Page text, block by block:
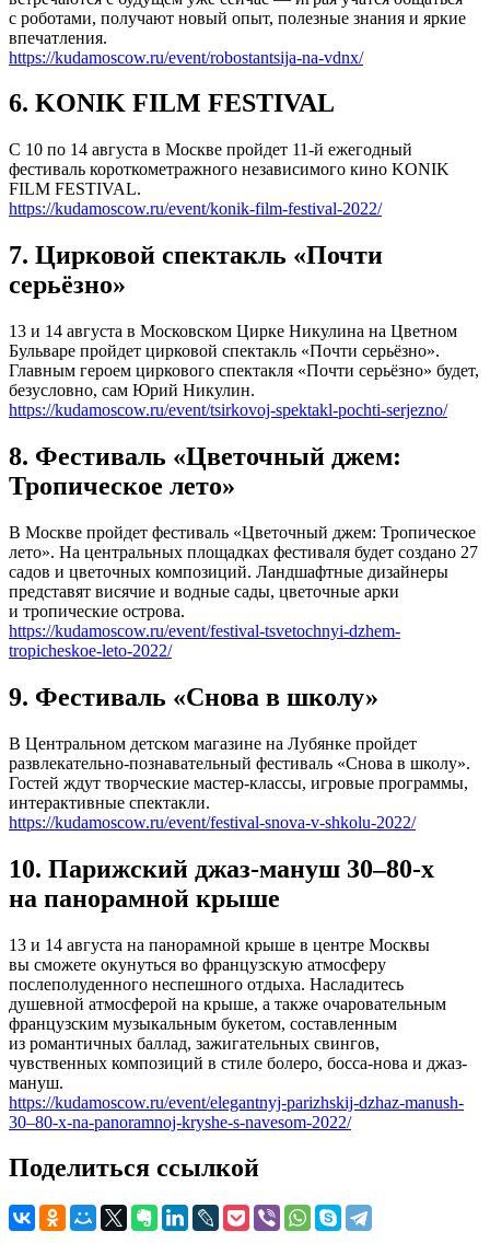
с роботами, получают новый опыт, полезные знания и яркие
впечатления.
https://kudamoscow.ru/event/robostantsija-na-vdnx/
6. KONIK FILM FESTIVAL
С 10 по 14 августа в Москве пройдет 11-й ежегодный
фестиваль короткометражного независимого кино KONIK
FILM FESTIVAL.
https://kudamoscow.ru/event/konik-film-festival-2022/
7. Цирковой спектакль «Почти
серьёзно»
13 и 14 августа в Московском Цирке Никулина на Цветном
Бульваре пройдет цирковой спектакль «Почти серьёзно».
Главным героем циркового спектакля «Почти серьёзно» будет,
безусловно, сам Юрий Никулин.
https://kudamoscow.ru/event/tsirkovoj-spektakl-pochti-serjezno/
8. Фестиваль «Цветочный джем:
Тропическое лето»
В Москве пройдет фестиваль «Цветочный джем: Тропическое
лето». На центральных площадках фестиваля будет создано 27
садов и цветочных композиций. Ландшафтные дизайнеры
представят висячие и водные сады, цветочные арки
и тропические острова.
https://kudamoscow.ru/event/festival-tsvetochnyi-dzhem-
tropicheskoe-leto-2022/
9. Фестиваль «Снова в школу»
В Центральном детском магазине на Лубянке пройдет
развлекательно-познавательный фестиваль «Снова в школу».
Гостей ждут творческие мастер-классы, игровые программы,
интерактивные спектакли.
https://kudamoscow.ru/event/festival-snova-v-shkolu-2022/
10. Парижский джаз-мануш 30–80-х
на панорамной крыше
13 и 14 августа на панорамной крыше в центре Москвы
вы сможете окунуться во французскую атмосферу
послеполуденного неспешного отдыха. Насладитесь
душевной атмосферой на крыше, а также очаровательным
французским музыкальным букетом, составленным
из романтичных баллад, зажигательных свингов,
чувственных композиций в стиле болеро, босса-нова и джаз-
мануш.
https://kudamoscow.ru/event/elegantnyj-parizhskij-dzhaz-manush-
30–80-x-na-panoramnoj-kryshe-s-navesom-2022/
Поделиться ссылкой